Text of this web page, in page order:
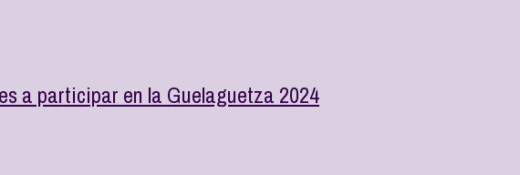
a participar en la Guelaguetza 2024